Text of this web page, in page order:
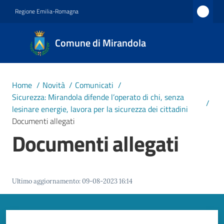
Regione Emilia-Romagna
Comune di Mirandola
Comune
di
Mirandola
1597
Servizi
Vivere
Home / Novità / Comunicati /
Sicurezza: Mirandola difende l’operato di chi, senza
lesinare energie, lavora per la sicurezza dei cittadini
/
Documenti allegati
Documenti allegati
Ultimo aggiornamento:09-08-2023 16:14